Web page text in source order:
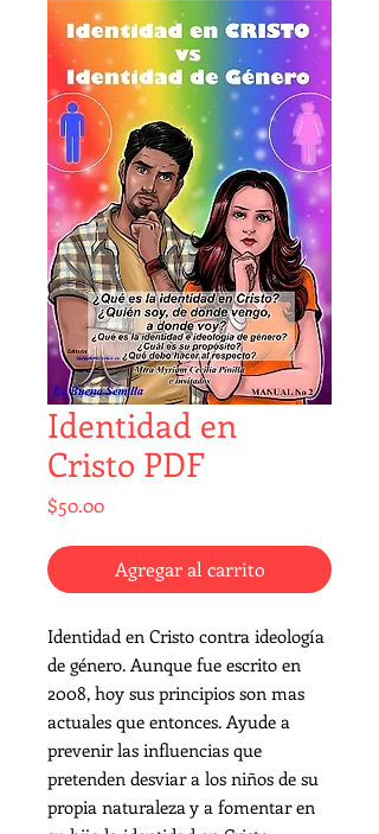
Identidad en
Cristo PDF
$50.00Precio
Agregar al carrito
Identidad en Cristo contra ideología
de género. Aunque fue escrito en
2008, hoy sus principios son mas
actuales que entonces. Ayude a
prevenir las influencias que
pretenden desviar a los niños de su
propia naturaleza y a fomentar en